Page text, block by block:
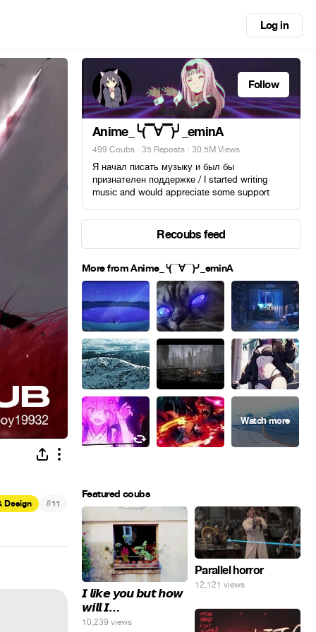
Log in
Design #11
Follow
Anime_╰(▔∀▔)╯_eminA
499 Coubs · 35 Reposts · 30.5M Views
Я начал писать музыку и был бы
признателен поддержке / I started writing
music and would appreciate some support
Recoubs feed
More from Anime_╰(▔∀▔)╯_eminA
Featured coubs
𝙄 𝙡𝙞𝙠𝙚 𝙮𝙤𝙪 𝙗𝙪𝙩 𝙝𝙤𝙬
𝙬𝙞𝙡𝙡 𝙄…
10,239 views
Parallel horror
12,121 views